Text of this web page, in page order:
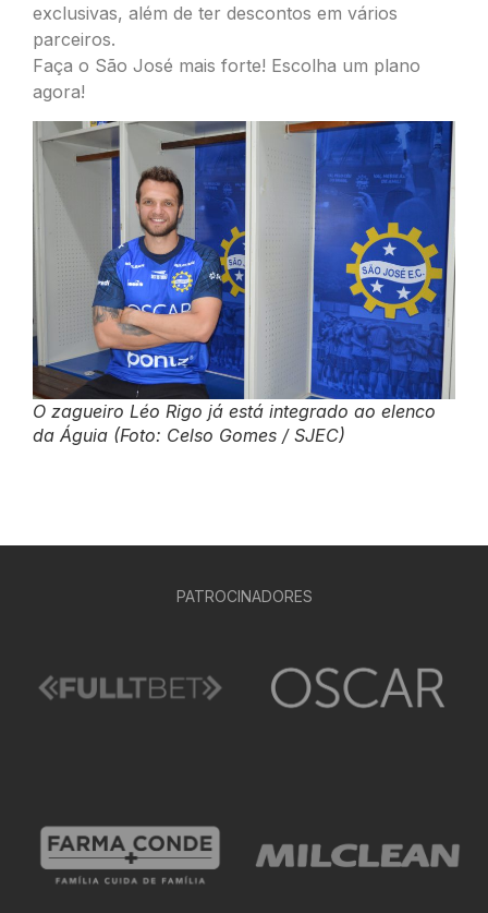
exclusivas, além de ter descontos em vários
parceiros.
Faça o São José mais forte! Escolha um plano
agora!
O zagueiro Léo Rigo já está integrado ao elenco
da Águia (Foto: Celso Gomes / SJEC)
PATROCINADORES